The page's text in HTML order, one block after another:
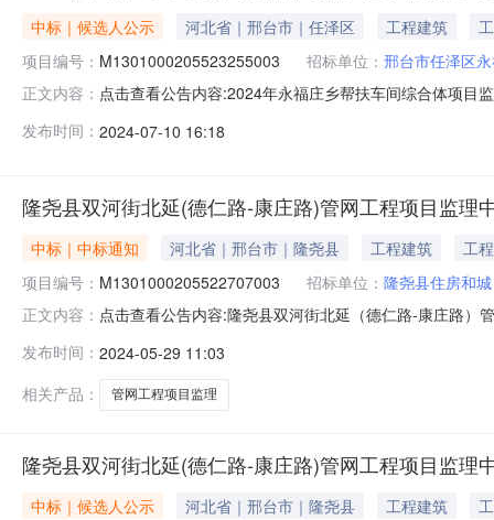
中标｜候选人公示 河北省｜邢台市｜任泽区 工程建筑
项目编号： M1301000205523255003 招标单位： 邢台市任泽区
正文内容： 点击查看公告内容:2024年永福庄乡帮扶车间综合体项
段：2024年永福庄乡帮扶车间综合体项目监理所属专业
发布时间： 2024-07-10 16:18
隆尧县双河街北延(德仁路-康庄路)管网工程项目监理
中标｜中标通知 河北省｜邢台市｜隆尧县 工程建筑
工程
项目编号： M1301000205522707003 招标单位： 隆尧县住房和
正文内容： 点击查看公告内容:隆尧县双河街北延（德仁路-康庄路）
街北延（德仁路-康庄路）管网工程项目监理标段：隆尧
发布时间： 2024-05-29 11:03
相关产品：
管网工程项目监理
隆尧县双河街北延(德仁路-康庄路)管网工程项目监理
中标｜候选人公示 河北省｜邢台市｜隆尧县 工程建筑